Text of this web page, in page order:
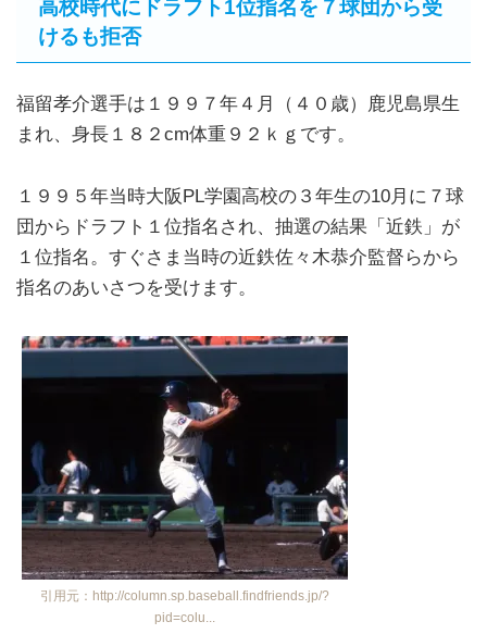
高校時代にドラフト1位指名を７球団から受
けるも拒否
福留孝介選手は１９９７年４月（４０歳）鹿児島県生
まれ、身長１８２cm体重９２ｋｇです。
１９９５年当時大阪PL学園高校の３年生の10月に７球
団からドラフト１位指名され、抽選の結果「近鉄」が
１位指名。すぐさま当時の近鉄佐々木恭介監督らから
指名のあいさつを受けます。
引用元：http://column.sp.baseball.findfriends.jp/?
pid=colu...